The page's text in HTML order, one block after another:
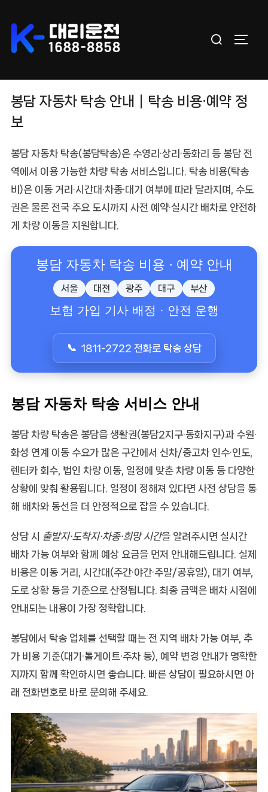
content
Search
봉담 자동차 탁송 안내｜탁송 비용·예약 정
보
봉담 자동차 탁송(봉담탁송)은 수영리·상리·동화리 등 봉담 전
역에서 이용 가능한 차량 탁송 서비스입니다. 탁송 비용(탁송
비)은 이동 거리·시간대·차종·대기 여부에 따라 달라지며, 수도
권은 물론 전국 주요 도시까지 사전 예약·실시간 배차로 안전하
게 차량 이동을 지원합니다.
봉담 자동차 탁송 비용 · 예약 안내
서울 대전 광주 대구 부산
보험 가입 기사 배정 · 안전 운행
1811-2722 전화로 탁송 상담
봉담 자동차 탁송 서비스 안내
봉담 차량 탁송은 봉담읍 생활권(봉담2지구·동화지구)과 수원·
화성 연계 이동 수요가 많은 구간에서 신차/중고차 인수·인도
렌터카 회수, 법인 차량 이동, 일정에 맞춘 차량 이동등 다양한
상황에 맞춰 활용됩니다. 일정이 정해져 있다면 사전 상담을 통
해 배차와 동선을 더 안정적으로 잡을 수 있습니다.
상담 시 출발지·도착지·차종·희망 시간을 알려주시면 실시간
배차 가능 여부와 함께 예상 요금을 먼저 안내해드립니다. 실제
비용은 이동 거리, 시간대(주간·야간·주말/공휴일), 대기 여부,
도로 상황 등을 기준으로 산정됩니다. 최종 금액은 배차 시점에
안내되는 내용이 가장 정확합니다.
봉담에서 탁송 업체를 선택할 때는 전 지역 배차 가능 여부, 추
가 비용 기준(대기·톨게이트·주차 등) 예약 변경 안내 가 명확한
지까지 함께 확인하시면 좋습니다. 빠른 상담이 필요하시면 아
래 전화번호로 바로 문의해 주세요.